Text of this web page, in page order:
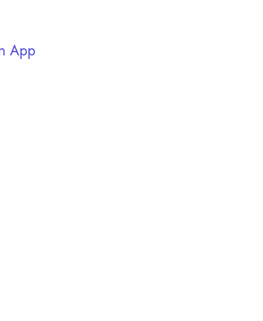
App